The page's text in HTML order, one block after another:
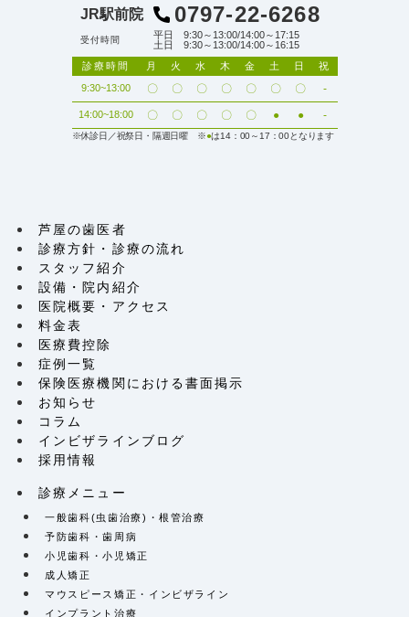
JR駅前院 0797-22-6268
受付時間
平日 9:30～13:00/14:00～17:15
土日 9:30～13:00/14:00～16:15
診療時間
月 火 水 木 金 土 日
祝
9:30~13:00
〇 〇 〇 〇 〇 〇 〇 -
14:00~18:00 〇 〇 〇 〇 〇 ● ● -
※休診日／祝祭日・隔週日曜 ※●は14：00～17：00となります
芦屋の歯医者
診療方針・診療の流れ
スタッフ紹介
設備・院内紹介
医院概要・アクセス
料金表
医療費控除
症例一覧
保険医療機関における書面掲示
お知らせ
コラム
インビザラインブログ
採用情報
診療メニュー
一般歯科(虫歯治療)・根管治療
予防歯科・歯周病
小児歯科・小児矯正
成人矯正
マウスピース矯正・インビザライン
インプラント治療